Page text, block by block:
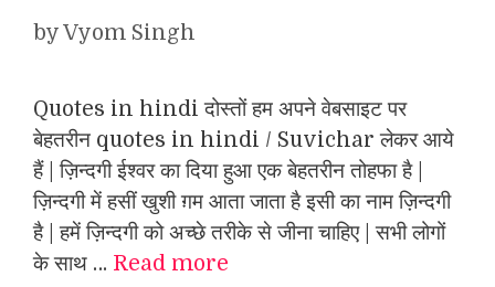
byVyom Singh
Quotes in hindi दोस्तों हम अपने वेबसाइट पर
बेहतरीन quotes in hindi / Suvichar लेकर आये
हैं | ज़िन्दगी ईश्वर का दिया हुआ एक बेहतरीन तोहफा है |
ज़िन्दगी में हसीं खुशी ग़म आता जाता है इसी का नाम ज़िन्दगी
है | हमें ज़िन्दगी को अच्छे तरीके से जीना चाहिए | सभी लोगों
के साथ … Read more